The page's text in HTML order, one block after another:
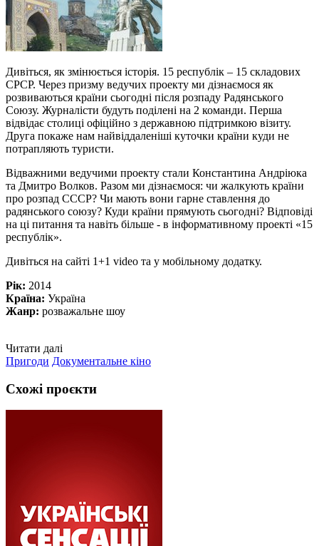
Дивіться, як змінюється історія. 15 республік – 15 складових
СРСР. Через призму ведучих проекту ми дізнаємося як
розвиваються країни сьогодні після розпаду Радянського
Союзу. Журналісти будуть поділені на 2 команди. Перша
відвідає столиці офіційно з державною підтримкою візиту.
Друга покаже нам найвіддаленіші куточки країни куди не
потрапляють туристи.
Відважними ведучими проекту стали Константина Андріюка
та Дмитро Волков. Разом ми дізнаємося: чи жалкують країни
про розпад СССР? Чи мають вони гарне ставлення до
радянського союзу? Куди країни прямують сьогодні? Відповіді
на ці питання та навіть більше - в інформативному проекті «15
республік».
Дивіться на сайті 1+1 video та у мобільному додатку.
Рік: 2014
Країна: Україна
Жанр: розважальне шоу
Читати далі
Пригоди Документальне кіно
Схожі проєкти